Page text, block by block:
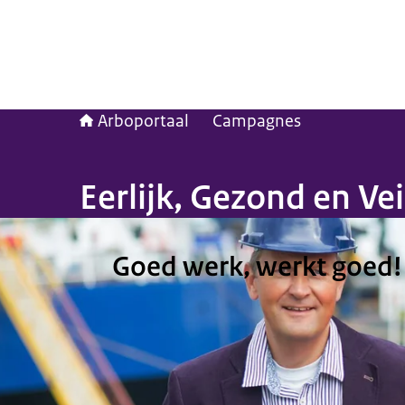
Arboportaal Campagnes
Eerlijk, Gezond en
Goed werk, werkt goed!